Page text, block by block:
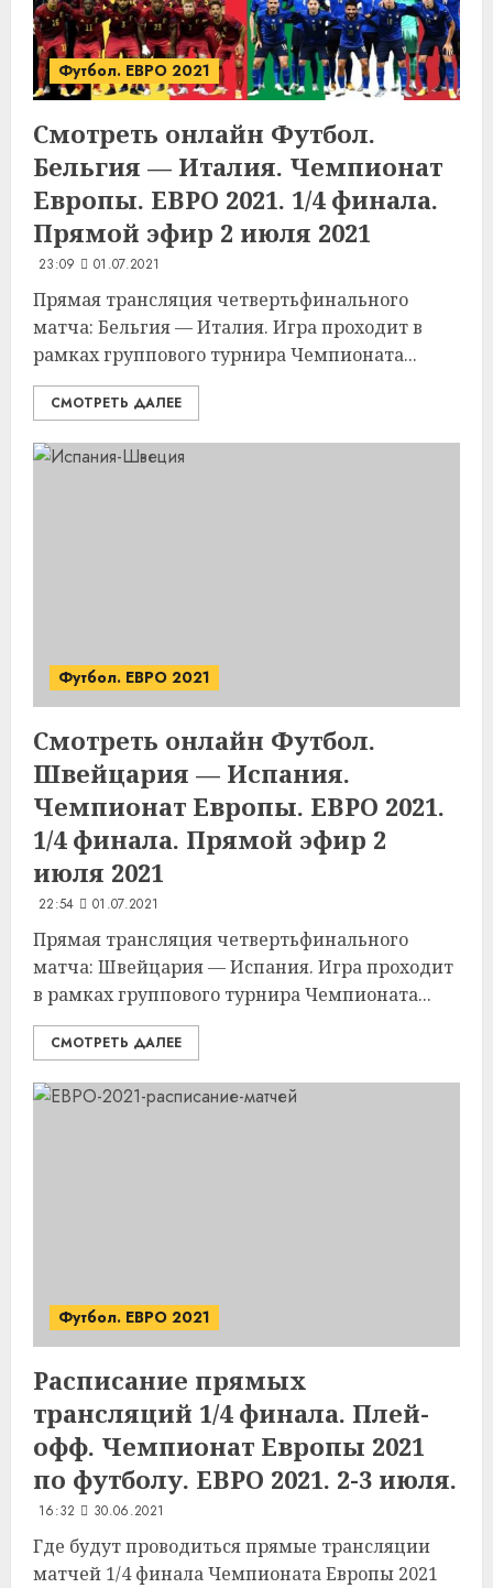
Футбол. ЕВРО 2021
Смотреть онлайн Футбол.
Бельгия — Италия. Чемпионат
Европы. ЕВРО 2021. 1/4 финала.
Прямой эфир 2 июля 2021
23:09 01.07.2021
Прямая трансляция четвертьфинального
матча: Бельгия — Италия. Игра проходит в
рамках группового турнира Чемпионата...
СМОТРЕТЬ ДАЛЕЕ
Футбол. ЕВРО 2021
Смотреть онлайн Футбол.
Швейцария — Испания.
Чемпионат Европы. ЕВРО 2021.
1/4 финала. Прямой эфир 2
июля 2021
22:54 01.07.2021
Прямая трансляция четвертьфинального
матча: Швейцария — Испания. Игра проходит
в рамках группового турнира Чемпионата...
СМОТРЕТЬ ДАЛЕЕ
Футбол. ЕВРО 2021
Расписание прямых
трансляций 1/4 финала. Плей-
офф. Чемпионат Европы 2021
по футболу. ЕВРО 2021. 2-3 июля.
16:32 30.06.2021
Где будут проводиться прямые трансляции
матчей 1/4 финала Чемпионата Европы 2021